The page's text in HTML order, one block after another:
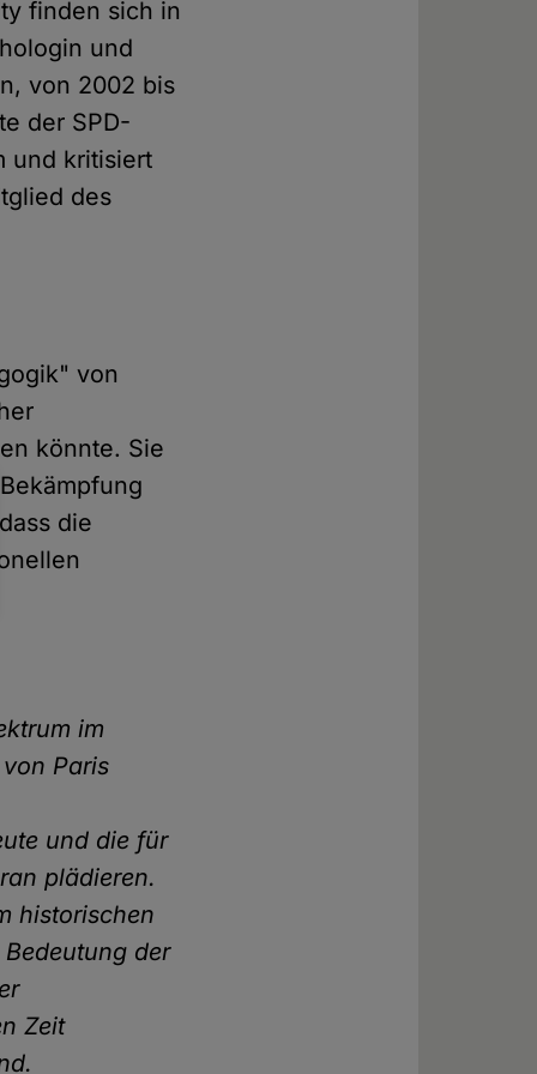
finden sich in
und
von 2002 bis
der SPD-
und kritisiert
des
von
könnte. Sie
die
im
Paris
und die für
plädieren.
historischen
der
Zeit